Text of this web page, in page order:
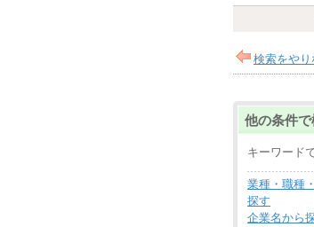
検索をやり
他の条件
キーワード
業種・職種
探す
企業名から